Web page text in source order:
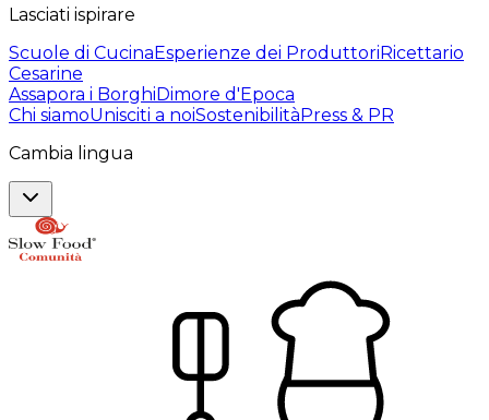
Lasciati ispirare
Scuole di CucinaEsperienze dei ProduttoriRicettario
Cesarine
Assapora i BorghiDimore d'Epoca
Chi siamoUnisciti a noiSostenibilitàPress & PR
Cambia lingua